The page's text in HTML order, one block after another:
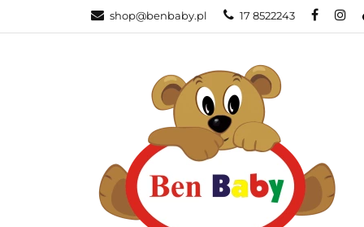
shop@benbaby.pl 17 8522243